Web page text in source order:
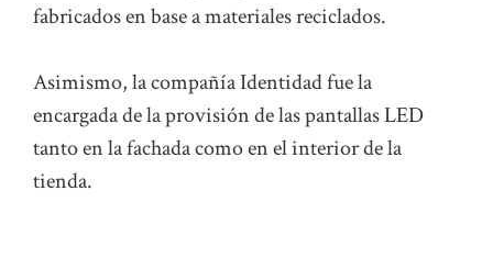
fabricados en base a materiales reciclados.
Asimismo, la compañía Identidad fue la
encargada de la provisión de las pantallas LED
tanto en la fachada como en el interior de la
tienda.